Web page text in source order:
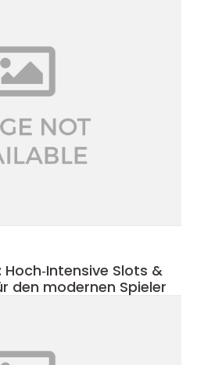
Slots &
den modernen Spieler